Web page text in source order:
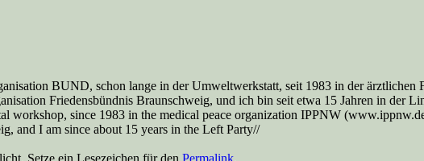
BUND, schon lange in der Umweltwerkstatt, seit 1983 in der
Friedensbündnis Braunschweig, und ich bin seit etwa 15 Jahren in der
since 1983 in the medical peace organization IPPNW
and I am since about 15 years in the Left Party//
Setze ein Lesezeichen für den Permalink.